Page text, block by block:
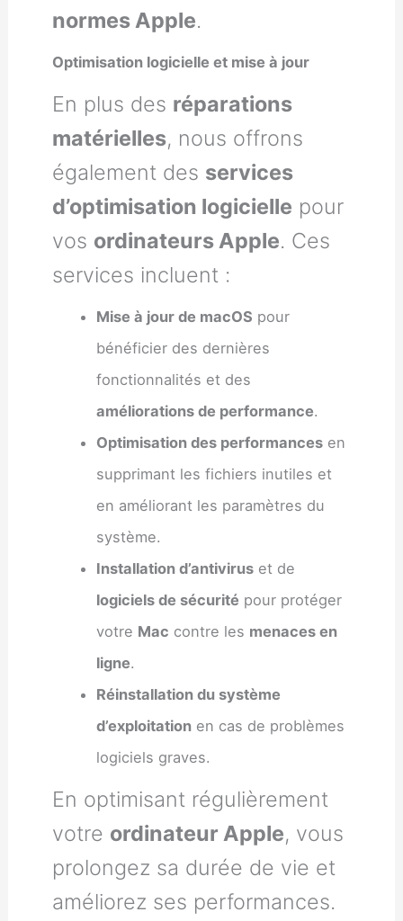
normes Apple.
Optimisation logicielle et mise à jour
En plus des réparations
matérielles, nous offrons
également des services
d’optimisation logicielle pour
vos ordinateurs Apple. Ces
services incluent :
Mise à jour de macOS pour
bénéficier des dernières
fonctionnalités et des
améliorations de performance.
Optimisation des performances en
supprimant les fichiers inutiles et
en améliorant les paramètres du
système.
Installation d’antivirus et de
logiciels de sécurité pour protéger
votre Mac contre les menaces en
ligne.
Réinstallation du système
d’exploitation en cas de problèmes
logiciels graves.
En optimisant régulièrement
votre ordinateur Apple, vous
prolongez sa durée de vie et
améliorez ses performances.